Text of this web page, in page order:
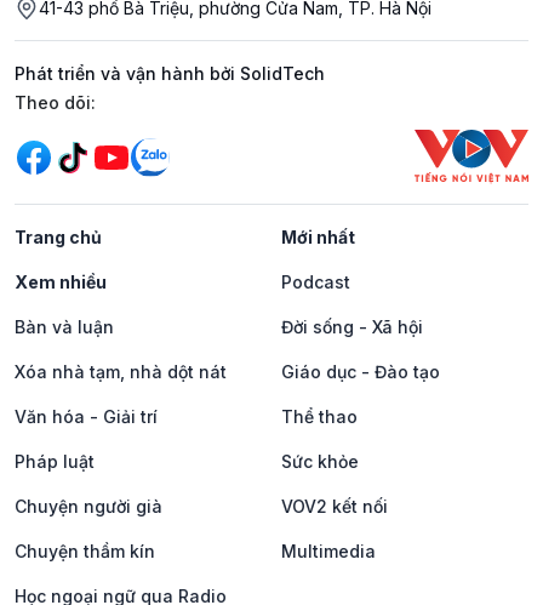
41-43 phố Bà Triệu, phường Cửa Nam, TP. Hà Nội
Phát triển và vận hành bởi SolidTech
Mạng xã hội
Theo dõi:
Trang chủ Mới nhất
Xem nhiều Podcast
Bàn và luận Đời sống - Xã hội
Xóa nhà tạm, nhà dột nát Giáo dục - Đào tạo
Văn hóa - Giải trí Thể thao
Pháp luật Sức khỏe
Chuyện người già VOV2 kết nối
Chuyện thầm kín Multimedia
Học ngoại ngữ qua Radio